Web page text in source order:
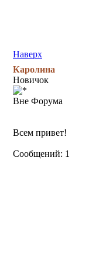
Наверх
Каролина
Новичок
Вне Форума
Всем привет!
Сообщений: 1